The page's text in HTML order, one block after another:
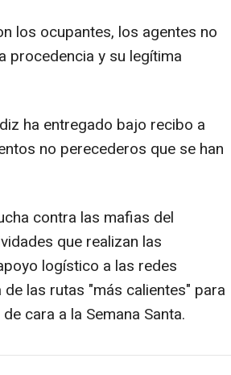
los ocupantes, los agentes no
procedencia y su legítima
ha entregado bajo recibo a
no perecederos que se han
contra las mafias del
que realizan las
logístico a las redes
las rutas "más calientes" para
cara a la Semana Santa.